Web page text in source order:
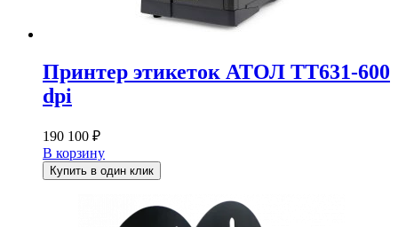
Принтер этикеток АТОЛ TT631-600
dpi
190 100 ₽
В корзину
Купить в один клик